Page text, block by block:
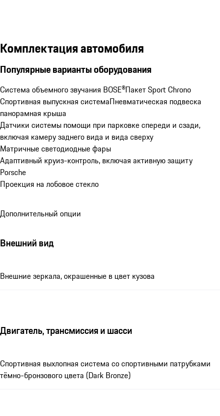
Комплектация автомобиля
Популярные варианты оборудования
Система объемного звучания BOSE®Пакет Sport Chrono
Спортивная выпускная системаПневматическая подвеска
панорамная крыша
Датчики системы помощи при парковке спереди и сзади,
включая камеру заднего вида и вида сверху
Матричные светодиодные фары
Адаптивный круиз-контроль, включая активную защиту
Porsche
Проекция на лобовое стекло
Дополнительный опции
Внешний вид
Внешние зеркала, окрашенные в цвет кузова
Двигатель, трансмиссия и шасси
Спортивная выхлопная система со спортивными патрубками
тёмно-бронзового цвета (Dark Bronze)